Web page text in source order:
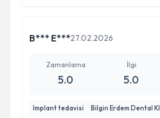
B*** E***27.02.2026
Zamanlama
5.0
İlgi
5.0
Implant tedavisi Bilgin Erdem Dental